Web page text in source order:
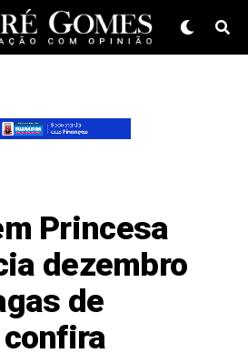
Princesa
dezembro
de